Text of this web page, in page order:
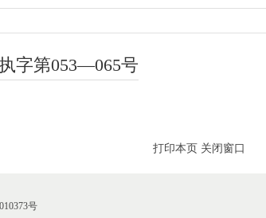
字第053—065号
打印本页 关闭窗口
号